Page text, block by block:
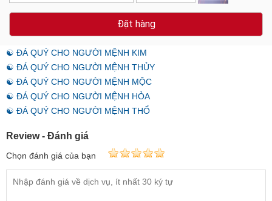
Đặt hàng
☯ ĐÁ QUÝ CHO NGƯỜI MỆNH KIM
☯ ĐÁ QUÝ CHO NGƯỜI MỆNH THỦY
☯ ĐÁ QUÝ CHO NGƯỜI MỆNH MỘC
☯ ĐÁ QUÝ CHO NGƯỜI MỆNH HỎA
☯ ĐÁ QUÝ CHO NGƯỜI MỆNH THỔ
Review - Đánh giá
Chọn đánh giá của bạn